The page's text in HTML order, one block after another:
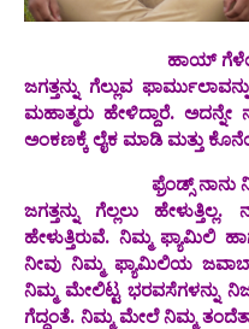
ಹಾಯ್ ಗೆಳೆಯರೇ,
ಜಗತ್ತನ್ನು ಗೆಲ್ಲುವ
ಮಹಾತ್ಮರು ಹೇಳಿದ್ದಾರೆ.
ಅಂಕಣಕ್ಕೆ ಲೈಕ ಮಾಡಿ ಮತ್ತು
ಫ್ರೆಂಡ್ಸ್ ನಾನು ನಿಮಗೆ
ಜಗತ್ತನ್ನು ಗೆಲ್ಲಲು
ಹೇಳುತ್ತಿರುವೆ. ನಿಮ್ಮ ಫ್ಯಾಮಿಲಿ
ನೀವು ನಿಮ್ಮ ಫ್ಯಾಮಿಲಿಯ
ನಿಮ್ಮ ಮೇಲಿಟ್ಟ ಭರವಸೆಗಳನ್ನು
ಗೆದ್ದಂತೆ. ನಿಮ್ಮ ಮೇಲೆ ನಿಮ್ಮ